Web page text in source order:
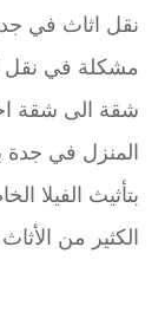
نقل اثاث في
مشكلة في نقل
شقة الى شقة
المنزل في
بتأثيث الفيلا
الكثير من